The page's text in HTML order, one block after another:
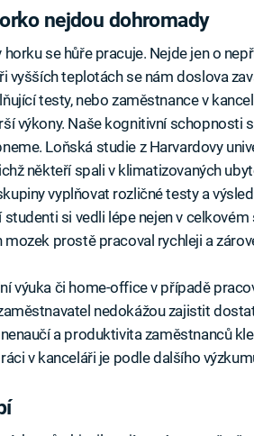
nejdou dohromady
horku se hůře pracuje. Nejde jen o
vyšších teplotách se nám doslova
testy, nebo zaměstnance v
výkony. Naše kognitivní schopnosti
Loňská studie z Harvardovy
někteří spali v klimatizovaných
vyplňovat rozličné testy a
studenti si vedli lépe nejen v
mozek prostě pracoval rychleji a
výuka či home-office v případě
nedokážou zajistit
a produktivita zaměstnanců
v kanceláři je podle dalšího